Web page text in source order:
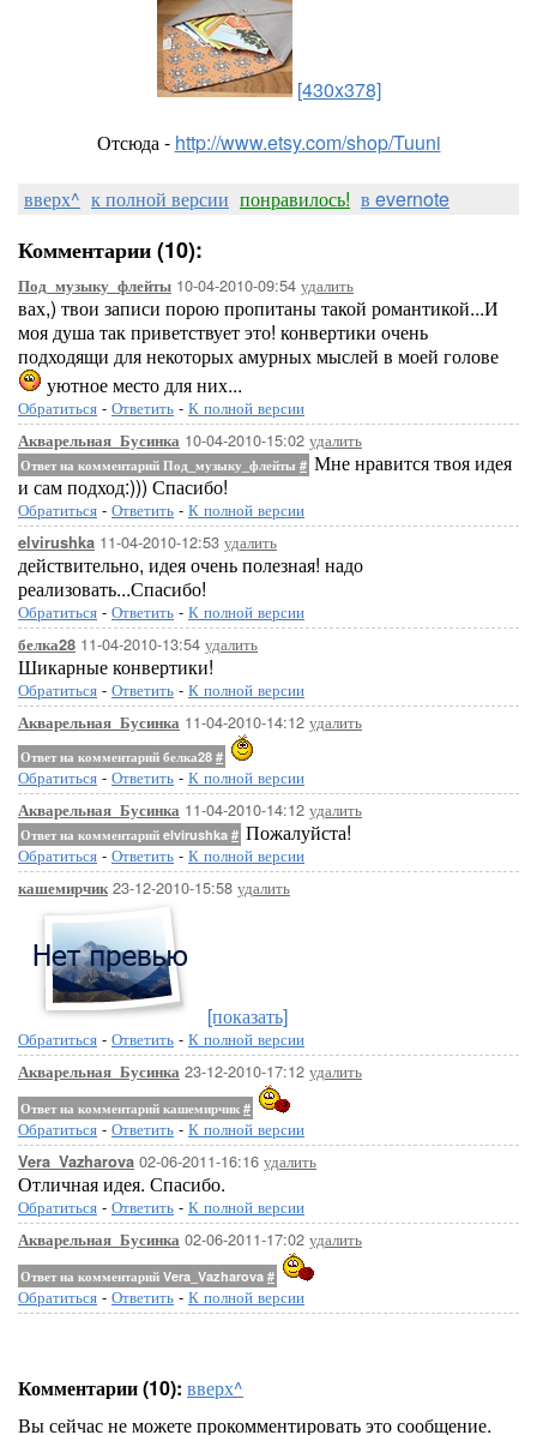
[430x378]
Отсюда - http://www.etsy.com/shop/Tuuni
вверх^ к полной версии понравилось! в evernote
Комментарии (10):
Под_музыку_флейты 10-04-2010-09:54 удалить
вах,) твои записи порою пропитаны такой романтикой...И
моя душа так приветствует это! конвертики очень
подходящи для некоторых амурных мыслей в моей голове
уютное место для них...
Обратиться - Ответить - К полной версии
Акварельная_Бусинка 10-04-2010-15:02 удалить
Ответ на комментарий Под_музыку_флейты # Мне нравится твоя идея
и сам подход:))) Спасибо!
Обратиться - Ответить - К полной версии
elvirushka 11-04-2010-12:53 удалить
действительно, идея очень полезная! надо
реализовать...Спасибо!
Обратиться - Ответить - К полной версии
белка28 11-04-2010-13:54 удалить
Шикарные конвертики!
Обратиться - Ответить - К полной версии
Акварельная_Бусинка 11-04-2010-14:12 удалить
Ответ на комментарий белка28 #
Обратиться - Ответить - К полной версии
Акварельная_Бусинка 11-04-2010-14:12 удалить
Ответ на комментарий elvirushka # Пожалуйста!
Обратиться - Ответить - К полной версии
кашемирчик23-12-2010-15:58 удалить
[показать]
Обратиться - Ответить - К полной версии
Акварельная_Бусинка 23-12-2010-17:12 удалить
Ответ на комментарий кашемирчик #
Обратиться - Ответить - К полной версии
Vera_Vazharova 02-06-2011-16:16 удалить
Отличная идея. Спасибо.
Обратиться - Ответить - К полной версии
Акварельная_Бусинка 02-06-2011-17:02 удалить
Ответ на комментарий Vera_Vazharova #
Обратиться - Ответить - К полной версии
Комментарии (10): вверх^
Вы сейчас не можете прокомментировать это сообщение.